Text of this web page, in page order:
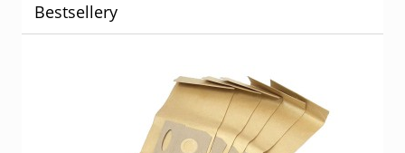
Bestsellery